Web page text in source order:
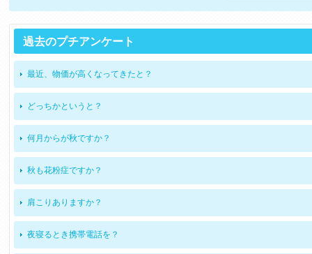
過去のプチアンケート
最近、物価が高くなってきたと？
どっちかというと？
何月からが秋ですか？
秋も花粉症ですか？
肩こりありますか？
夜寝るとき携帯電話を？